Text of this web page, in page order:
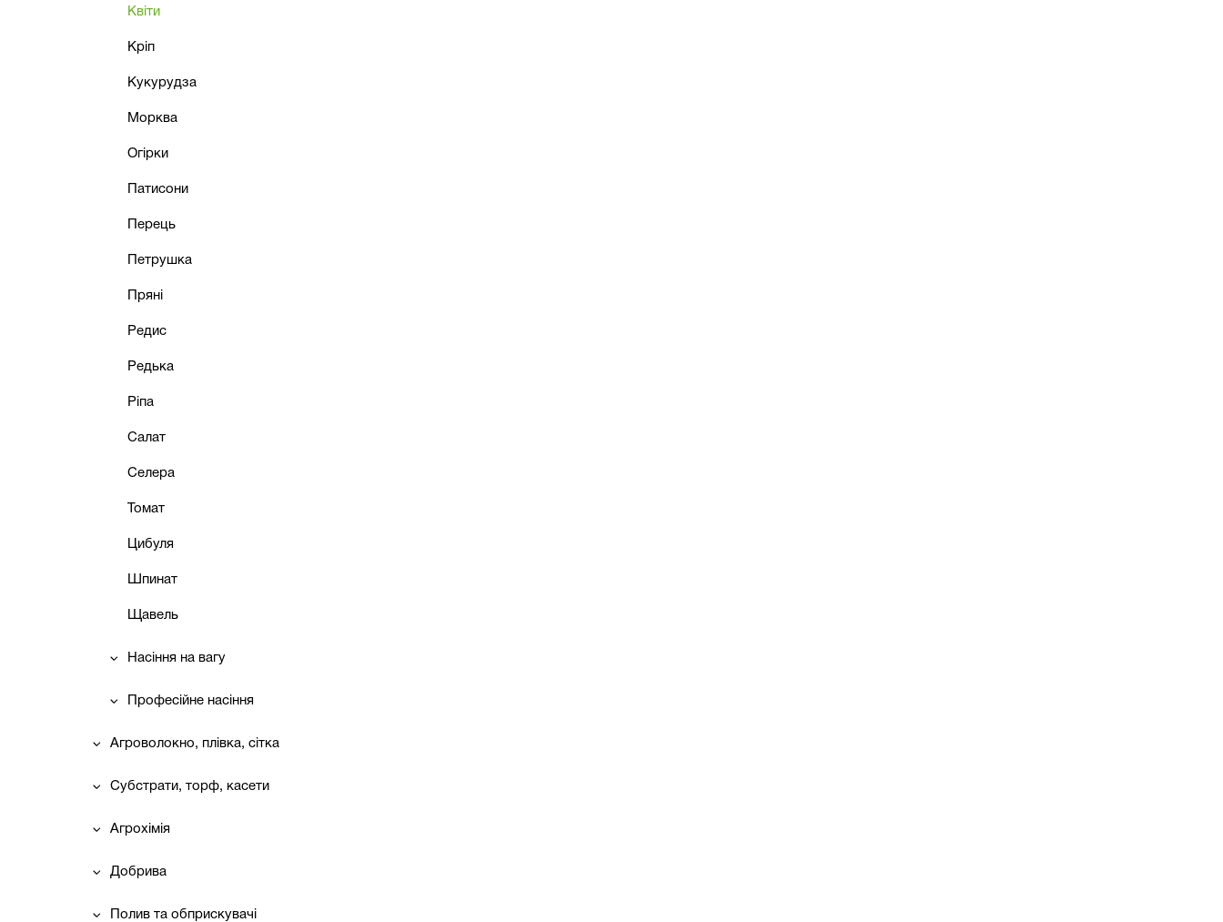
Квіти
Кріп
Кукурудза
Морква
Огірки
Патисони
Перець
Петрушка
Пряні
Редис
Редька
Ріпа
Салат
Селера
Томат
Цибуля
Шпинат
Щавель
Насіння на вагу
Професійне насіння
Агроволокно, плівка, сітка
Субстрати, торф, касети
Агрохімія
Добрива
Полив та обприскувачі